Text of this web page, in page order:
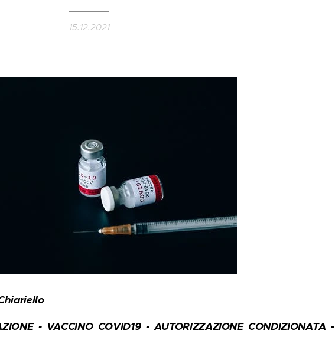
15.12.2021
- VACCINO COVID19 - AUTORIZZAZIONE CONDIZIONATA -